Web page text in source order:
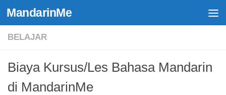
Skip to content
MandarinMe
BELAJAR
Biaya Kursus/Les Bahasa Mandarin
di MandarinMe